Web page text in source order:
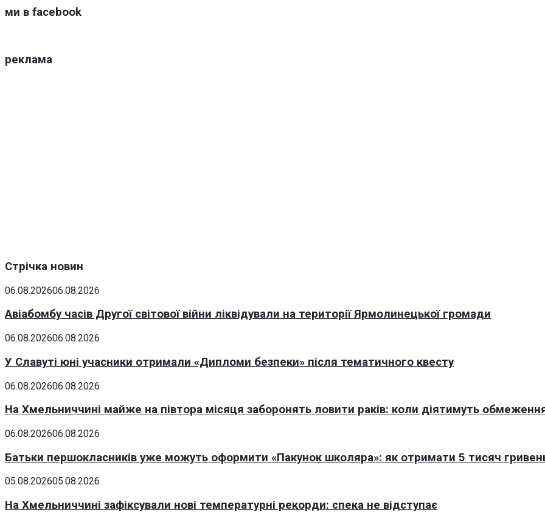
ми в facebook
реклама
Стрічка новин
06.08.202606.08.2026
Авіабомбу часів Другої світової війни ліквідували на території Ярмолинецької громади
06.08.202606.08.2026
У Славуті юні учасники отримали «Дипломи безпеки» після тематичного квесту
06.08.202606.08.2026
На Хмельниччині майже на півтора місяця заборонять ловити раків: коли діятимуть
06.08.202606.08.2026
Батьки першокласників уже можуть оформити «Пакунок школяра»: як отримати 5 тисяч
05.08.202605.08.2026
На Хмельниччині зафіксували нові температурні рекорди: спека не відступає